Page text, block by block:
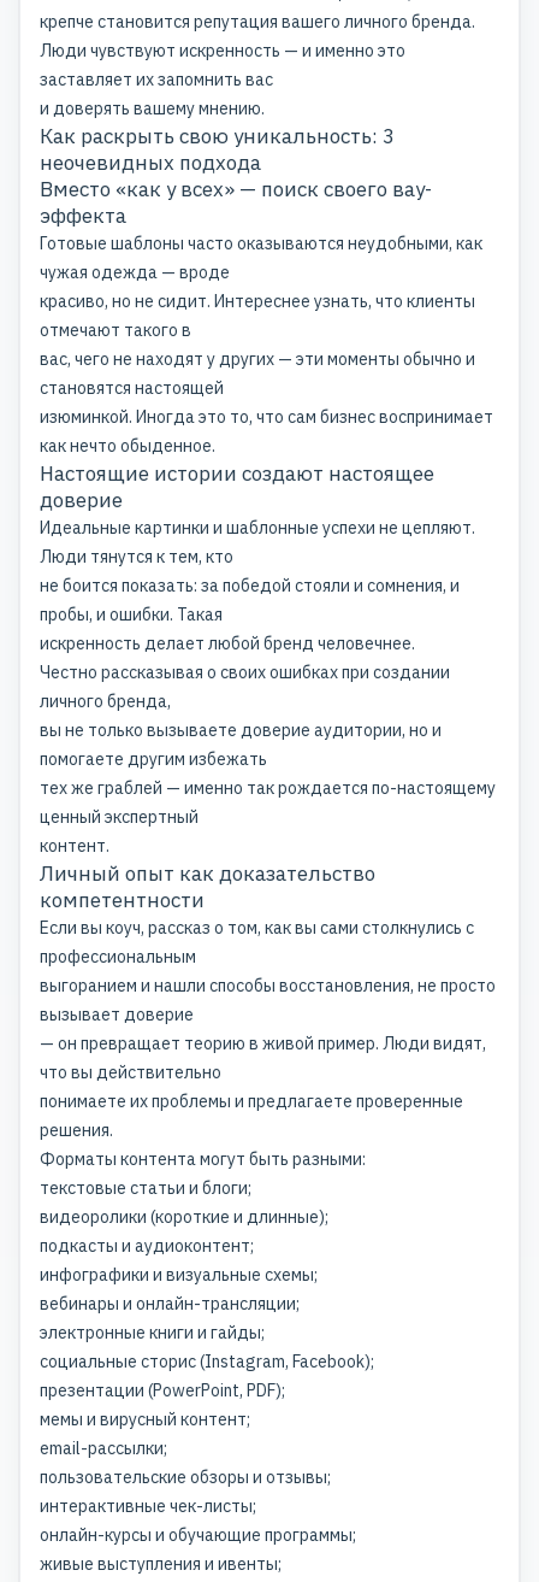
крепче становится репутация вашего личного бренда.
Люди чувствуют искренность — и именно это
заставляет их запомнить вас
и доверять вашему мнению.
Как раскрыть свою уникальность: 3
неочевидных подхода
Вместо «как у всех» — поиск своего вау-
эффекта
Готовые шаблоны часто оказываются неудобными, как
чужая одежда — вроде
красиво, но не сидит. Интереснее узнать, что клиенты
отмечают такого в
вас, чего не находят у других — эти моменты обычно и
становятся настоящей
изюминкой. Иногда это то, что сам бизнес воспринимает
как нечто обыденное.
Настоящие истории создают настоящее
доверие
Идеальные картинки и шаблонные успехи не цепляют.
Люди тянутся к тем, кто
не боится показать: за победой стояли и сомнения, и
пробы, и ошибки. Такая
искренность делает любой бренд человечнее.
Честно рассказывая о своихошибках при создании
личного бренда,
вы не только вызываете доверие аудитории, но и
помогаете другим избежать
тех же граблей — именно так рождается по-настоящему
ценный экспертный
контент.
Личный опыт как доказательство
компетентности
Если вы коуч, рассказ о том, как вы сами столкнулись с
профессиональным
выгоранием и нашли способы восстановления, не просто
вызывает доверие
— он превращает теорию в живой пример. Люди видят,
что вы действительно
понимаете их проблемы и предлагаете проверенные
решения.
Форматы контента могут быть разными:
текстовые статьи и блоги;
видеоролики (короткие и длинные);
подкасты и аудиоконтент;
инфографики и визуальные схемы;
вебинары и онлайн-трансляции;
электронные книги и гайды;
социальные сторис (Instagram, Facebook);
презентации (PowerPoint, PDF);
мемы и вирусный контент;
email-рассылки;
пользовательские обзоры и отзывы;
интерактивные чек-листы;
онлайн-курсы и обучающие программы;
живые выступления и ивенты;